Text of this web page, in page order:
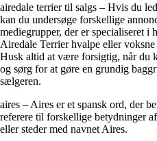
airedale terrier til salgs – Hvis du
kan du undersøge forskellige
mediegrupper, der er specialiseret
Airedale Terrier hvalpe eller
Husk altid at være forsigtig, når du
og sørg for at gøre en grundig
sælgeren.
aires – Aires er et spansk ord, der
referere til forskellige betydninger
eller steder med navnet Aires.